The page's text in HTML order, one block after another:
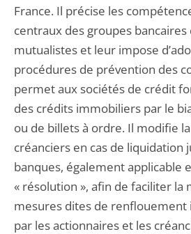
France. Il précise les
centraux des groupes
mutualistes et leur impose
procédures de prévention des
permet aux sociétés de crédit
des crédits immobiliers par le
ou de billets à ordre. Il modifie
créanciers en cas de liquidation
banques, également applicable
« résolution », afin de faciliter
mesures dites de renflouement
par les actionnaires et les